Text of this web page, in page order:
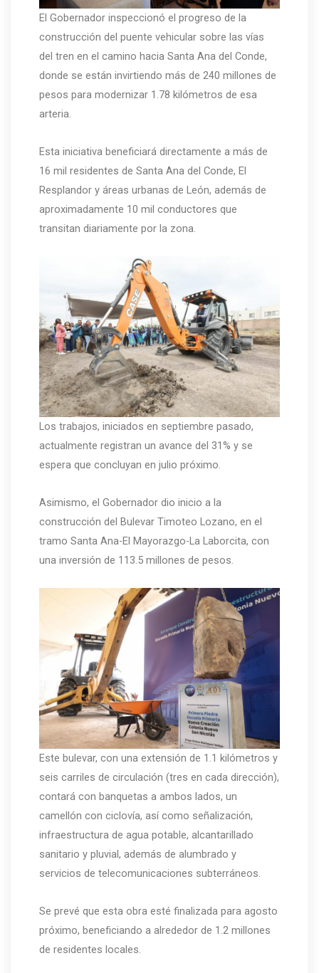
El Gobernador inspeccionó el progreso de la
construcción del puente vehicular sobre las vías
del tren en el camino hacia Santa Ana del Conde,
donde se están invirtiendo más de 240 millones de
pesos para modernizar 1.78 kilómetros de esa
arteria.
Esta iniciativa beneficiará directamente a más de
16 mil residentes de Santa Ana del Conde, El
Resplandor y áreas urbanas de León, además de
aproximadamente 10 mil conductores que
transitan diariamente por la zona.
Los trabajos, iniciados en septiembre pasado,
actualmente registran un avance del 31% y se
espera que concluyan en julio próximo.
Asimismo, el Gobernador dio inicio a la
construcción del Bulevar Timoteo Lozano, en el
tramo Santa Ana-El Mayorazgo-La Laborcita, con
una inversión de 113.5 millones de pesos.
Este bulevar, con una extensión de 1.1 kilómetros y
seis carriles de circulación (tres en cada dirección),
contará con banquetas a ambos lados, un
camellón con ciclovía, así como señalización,
infraestructura de agua potable, alcantarillado
sanitario y pluvial, además de alumbrado y
servicios de telecomunicaciones subterráneos.
Se prevé que esta obra esté finalizada para agosto
próximo, beneficiando a alrededor de 1.2 millones
de residentes locales.